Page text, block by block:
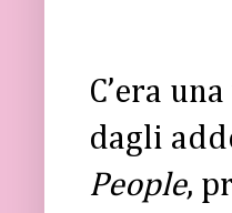
C’era
dagli
People,